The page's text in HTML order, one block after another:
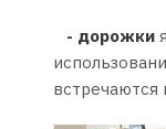
- дорожки
встречаются